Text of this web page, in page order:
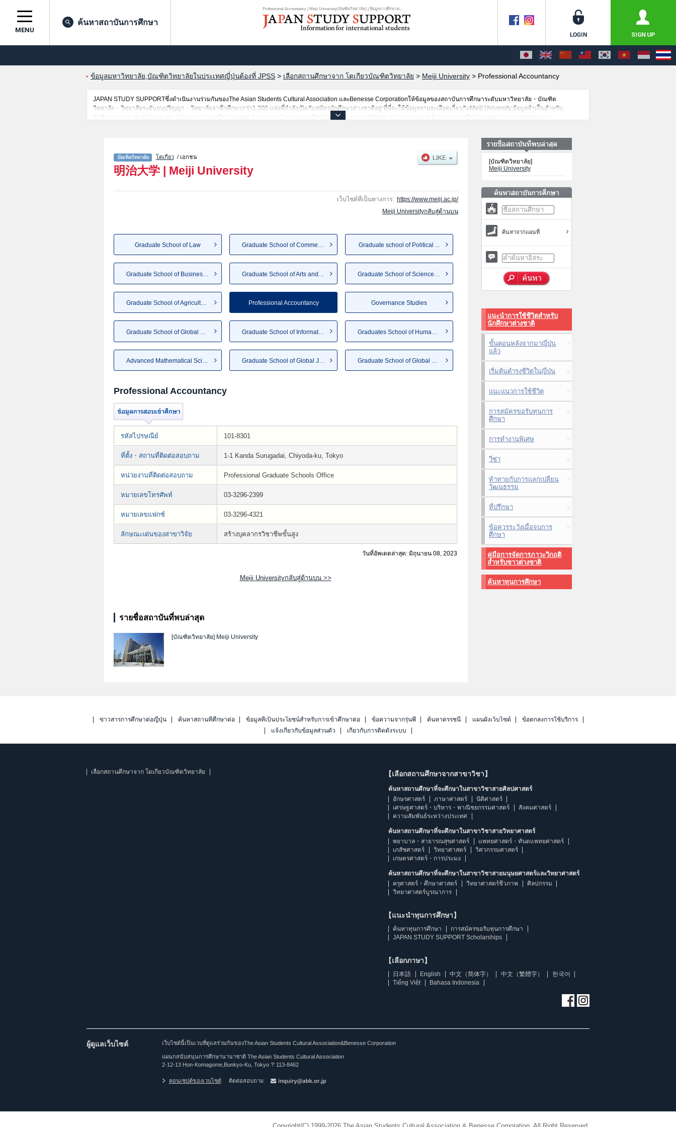
Professional Accountancy | Meiji University(บัณฑิตวิทยาลัย) | ข้อมูลการศึกษาต...
MENU
ค้นหาสถาบันการศึกษา
ข้อมูลมหาวิทยาลัย,บัณฑิตวิทยาลัยในประเทศญี่ปุ่นต้องที่ JPSS > เลือกสถานศึกษาจาก โตเกียวบัณฑิตวิทยาลัย > Meiji University > Professional Accountancy
JAPAN STUDY SUPPORTซึ่งดำเนินงานร่วมกันของThe Asian Students Cultural Association และBenesse Corporationให้ข้อมูลของสถาบันการศึกษาระดับมหาวิทยาลัย・บัณฑิต
วิทยาลัย・วิทยาลัยระดับอนุปริญญา・วิทยาลัยอาชีวศึกษากว่า1,300 แห่งที่กำลังเปิดรับสมัครนักศึกษาต่างชาติอยู่ ที่นี่จะให้ข้อมูลรายละเอียดเกี่ยวกับMeiji University,ข้อมูลจำเป็นสำหรับ
นักศึกษาต่างชาติเช่นGraduate School of LawหรือGraduate School of CommerceหรือGraduate school of Political Science and EconomicsหรือGraduate School of Business
HumanitiesหรือAdvanced Mathematical SciencesหรือGraduate School of Global Japanese StudiesหรือGraduate School of Global Governance เป็นต้น,ข้อมูลของแต่ละสาขาวิจัย,ข้อมูล
การสอบคัดเลือกเข้าศึกษาเช่นจำนวนคนที่รับสมัครหรือจำนวนคนที่ผ่านการสอบคัดเลือกเป็นต้น,แนะนำสถานที่,การเดินทางเป็นต้นไว้ด้วยดังนั้นขอเชิญใช้บริการค้นหาข้อมูลตามอัธยาศัย
โตเกียว/ เอกชน
明治大学 | Meiji University
เว็บไซต์ที่เป็นทางการ: https://www.meiji.ac.jp/
Meiji Universityกลับสู่ด้านบน
Graduate School of Law Graduate School of Commerce Graduate school of Political ...
Graduate School of Agriculture Professional Accountancy Governance Studies
Graduate School of Informatio...
Advanced Mathematical Sciences Graduate School of Global Jap... Graduate School of Global Gov...
Professional Accountancy
รหัสไปรษณีย์ 101-8301
ที่ตั้ง・สถานที่ติดต่อสอบถาม 1-1 Kanda Surugadai, Chiyoda-ku, Tokyo
หน่วยงานที่ติดต่อสอบถาม Professional Graduate Schools Office
หมายเลขโทรศัพท์ 03-3296-2399
หมายเลขแฟกซ์ 03-3296-4321
ลักษณะเด่นของสาขาวิจัย สร้างบุคลากรวิชาชีพขั้นสูง
วันที่อัพเดตล่าสุด: มิถุนายน 08, 2023
Meiji Universityกลับสู่ด้านบน >>
รายชื่อสถาบันที่พบล่าสุด
[บัณฑิตวิทยาลัย] Meiji University
[บัณฑิตวิทยาลัย]
Meiji University
ค้นหาจากแผนที่
แนะนำการใช้ชีวิตสำหรับ
นักศึกษาต่างชาติ
ขั้นตอนหลังจากมาญี่ปุ่น
แล้ว
เริ่มต้นดำรงชีวิตในญี่ปุ่น
แนะแนวการใช้ชีวิต
การสมัครขอรับทุนการ
ศึกษา
การทำงานพิเศษ
วีซ่า
ท้าทายกับการแลกเปลี่ยน
วัฒนธรรม
ที่ปรึกษา
ข้อควรระวังเมื่อจบการ
ศึกษา
คู่มือการจัดการภาวะวิกฤติ
สำหรับชาวต่างชาติ
ค้นหาทุนการศึกษา
ข่าวสารการศึกษาต่อญี่ปุ่น ค้นหาสถานที่ศึกษาต่อ ข้อมูลที่เป็นประโยชน์สำหรับการเข้าศึกษาต่อ ข้อความจากรุ่นพี่ ค้นหาดรรชนี แผนผังเว็บไซต์
ข้อตกลงการใช้บริการ
แจ้งเกี่ยวกับข้อมูลส่วนตัว
เกี่ยวกับการติดตั้งระบบ
เลือกสถานศึกษาจาก โตเกียวบัณฑิตวิทยาลัย 【เลือกสถานศึกษาจากสาขาวิชา】
ค้นหาสถานศึกษาที่จะศึกษาในสาขาวิชาสายศิลปศาสตร์
อักษรศาสตร์
ภาษาศาสตร์
นิติศาสตร์
เศรษฐศาสตร์・บริหาร・พาณิชยกรรมศาสตร์
สังคมศาสตร์
ความสัมพันธ์ระหว่างประเทศ
ค้นหาสถานศึกษาที่จะศึกษาในสาขาวิชาสายวิทยาศาสตร์
พยาบาล・สาธารณสุขศาสตร์
แพทยศาสตร์・ทันตแพทยศาสตร์
เภสัชศาสตร์
วิทยาศาสตร์
วิศวกรรมศาสตร์
เกษตรศาสตร์・การประมง
ค้นหาสถานศึกษาที่จะศึกษาในสาขาวิชาสายมนุษยศาสตร์และวิทยาศาสตร์
ครุศาสตร์・ศึกษาศาสตร์
วิทยาศาสตร์ชีวภาพ
ศิลปกรรม
วิทยาศาสตร์บูรณาการ
【แนะนำทุนการศึกษา】
ค้นหาทุนการศึกษา
การสมัครขอรับทุนการศึกษา
JAPAN STUDY SUPPORT Scholarships
【เลือกภาษา】
日本語 English 中文（简体字） 中文（繁體字）
한국어
Tiếng Việt
Bahasa Indonesia
ผู้ดูแลเว็บไซต์ เว็บไซต์นี้เป็นเวบที่ดูแลร่วมกันของThe Asian Students Cultural Association&Benesse Corporation
แผนกสนับสนุนการศึกษานานาชาติ The Asian Students Cultural Association
2-12-13 Hon-Komagome,Bunkyo-Ku, Tokyo 〒113-8462
คอนเซปต์ของเวบไซต์ ติดต่อสอบถาม